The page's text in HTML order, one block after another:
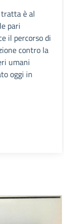
tratta è al
pari
il percorso di
contro la
umani
oggi in